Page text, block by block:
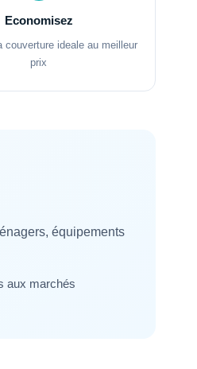
Economisez
couverture ideale au meilleur
prix
équipements
aux marchés